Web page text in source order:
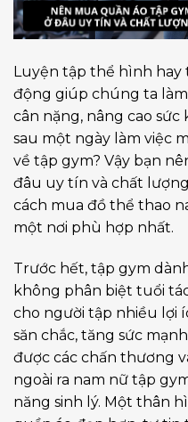
Luyện tập thể hình hay
động giúp chúng ta
cân nặng, nâng cao sức
sau một ngày làm việc
về tập gym? Vậy bạn
đâu uy tín và chất
cách mua đồ thể thao
một nơi phù hợp nhất.
Trước hết, tập gym
không phân biệt tuổi
cho người tập nhiều lợi
săn chắc, tăng sức
được các chấn thương
ngoài ra nam nữ tập
năng sinh lý. Một thân